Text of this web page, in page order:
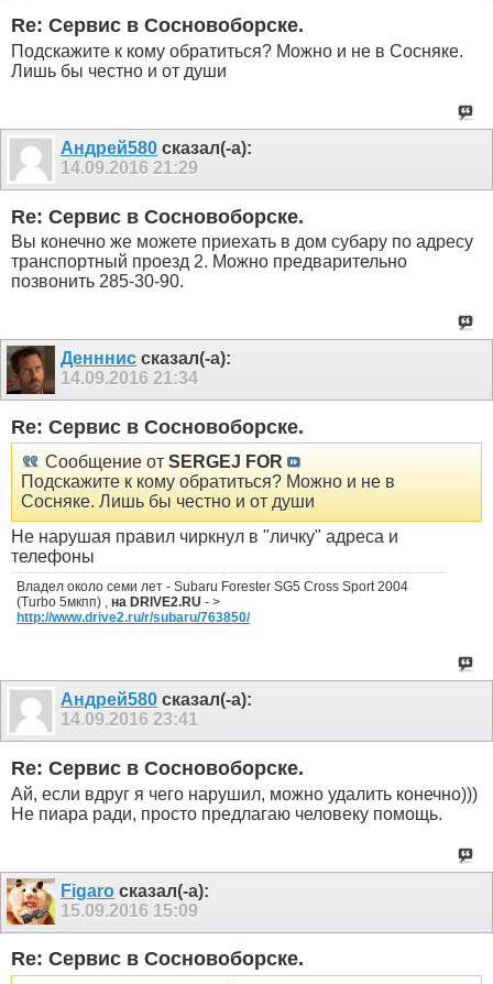
Re: Сервис в Сосновоборске.
Подскажите к кому обратиться? Можно и не в Сосняке.
Лишь бы честно и от души
Андрей580 сказал(-а):
14.09.2016 21:29
Re: Сервис в Сосновоборске.
Вы конечно же можете приехать в дом субару по адресу
транспортный проезд 2. Можно предварительно
позвонить 285-30-90.
Денннис сказал(-а):
14.09.2016 21:34
Re: Сервис в Сосновоборске.
Сообщение от SERGEJ FOR
Подскажите к кому обратиться? Можно и не в
Сосняке. Лишь бы честно и от души
Не нарушая правил чиркнул в "личку" адреса и
телефоны
Владел около семи лет - Subaru Forester SG5 Cross Sport 2004
(Turbo 5мкпп) , на DRIVE2.RU - >
http://www.drive2.ru/r/subaru/763850/
Андрей580 сказал(-а):
14.09.2016 23:41
Re: Сервис в Сосновоборске.
Ай, если вдруг я чего нарушил, можно удалить конечно)))
Не пиара ради, просто предлагаю человеку помощь.
Figaro сказал(-а):
15.09.2016 15:09
Re: Сервис в Сосновоборске.